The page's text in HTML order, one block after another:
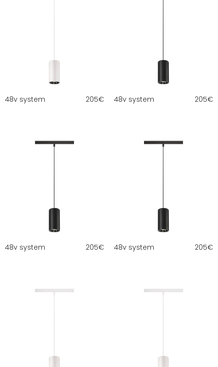
48v system 205€ 48v system 205€
48v system 205€ 48v system 205€